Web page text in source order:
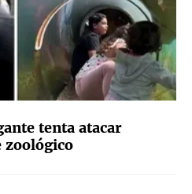
tenta atacar
zoológico